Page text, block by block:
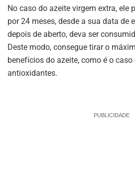
No caso do azeite virgem extra, ele
por 24 meses, desde a sua data de
depois de aberto, deva ser
Deste modo, consegue tirar o
benefícios do azeite, como é o caso
antioxidantes.
PUBLICIDADE